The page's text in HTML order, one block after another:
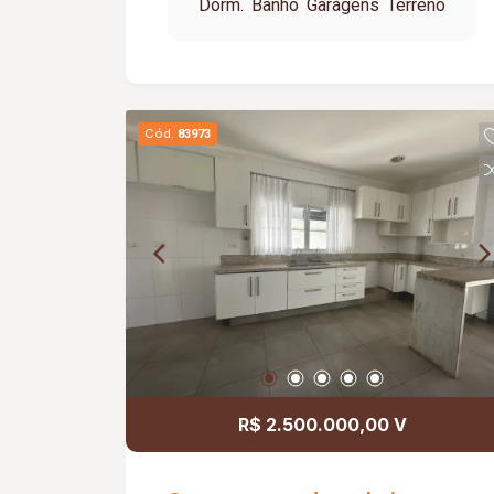
de serviço 4 Vagas de garagem
Dorm. Banho Garagens Terreno
Cód. 83973
R$ 2.500.000,00 V